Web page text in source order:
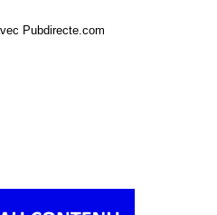
Pubdirecte.com